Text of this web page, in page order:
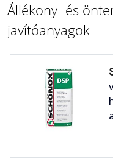
Állékony- és
javítóanyagok